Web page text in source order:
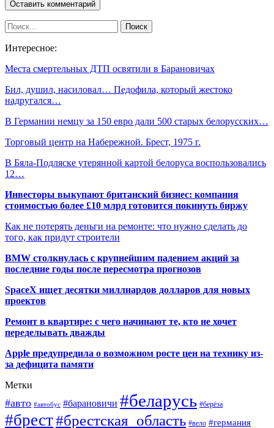
Интересное:
Места смертельных ДТП освятили в Барановичах
Бил, душил, насиловал… Педофила, который жестоко
надругался…
В Германии немцу за 150 евро дали 500 старых белорусских…
Торговый центр на Набережной. Брест, 1975 г.
В Бяла-Подляске утерянной картой белоруса воспользовались
12…
Инвесторы выкупают британский бизнес: компания
стоимостью более £10 млрд готовится покинуть биржу
Как не потерять деньги на ремонте: что нужно сделать до
того, как придут строители
BMW столкнулась с крупнейшим падением акций за
последние годы после пересмотра прогнозов
SpaceX ищет десятки миллиардов долларов для новых
проектов
Ремонт в квартире: с чего начинают те, кто не хочет
переделывать дважды
Apple предупредила о возможном росте цен на технику из-
за дефицита памяти
Метки
#авто #автобус #барановичи #беларусь #берёза
#брест#брестская_область #вело #германия